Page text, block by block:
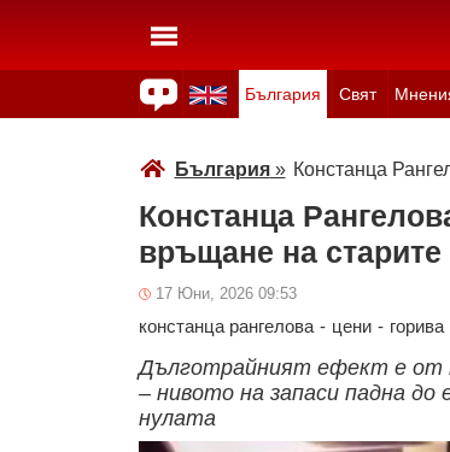
България Свят
България» Констанца
Констанца
връщане на старите
17 Юни, 2026 09:53
констанца рангелова - цени - горива
Дълготрайният ефект е от
– нивото на запаси падна
нулата